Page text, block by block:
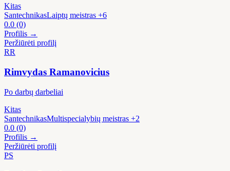
Kitas
SantechnikasLaiptų meistras +6
0.0 (0)
Profilis →
Peržiūrėti profilį
RR
Rimvydas Ramanovicius
Po darbų darbeliai
Kitas
SantechnikasMultispecialybių meistras +2
0.0 (0)
Profilis →
Peržiūrėti profilį
PS